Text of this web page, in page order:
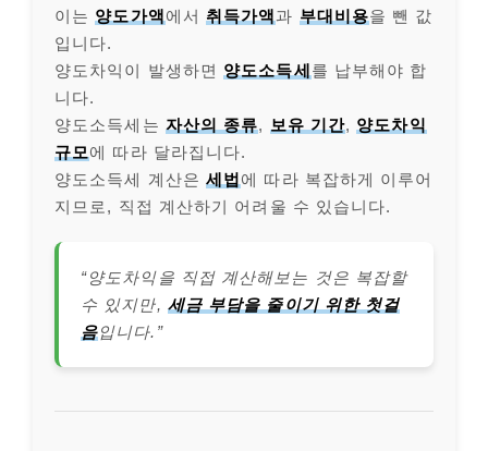
이는 양도가액 에서 취득가액과 부대비용을 뺀 값
입니다.
양도차익이 발생하면 양도소득세 를 납부해야 합
니다.
양도소득세는 자산의 종류, 보유 기간, 양도차익
규모 에 따라 달라집니다.
양도소득세 계산은 세법 에 따라 복잡하게 이루어
지므로, 직접 계산하기 어려울 수 있습니다.
“양도차익을 직접 계산해보는 것은 복잡할
수 있지만, 세금 부담을 줄이기 위한 첫걸
음입니다.”